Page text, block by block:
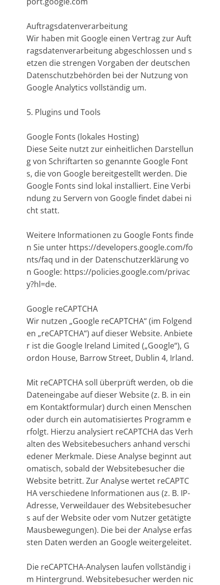
Auftragsdatenverarbeitung
Wir haben mit Google einen Vertrag zur Auft
ragsdatenverarbeitung abgeschlossen und s
etzen die strengen Vorgaben der deutschen
Datenschutzbehörden bei der Nutzung von
Google Analytics vollständig um.
5. Plugins und Tools
Google Fonts (lokales Hosting)
Diese Seite nutzt zur einheitlichen Darstellun
g von Schriftarten so genannte Google Font
s, die von Google bereitgestellt werden. Die
Google Fonts sind lokal installiert. Eine Verbi
ndung zu Servern von Google findet dabei ni
cht statt.
Weitere Informationen zu Google Fonts finde
n Sie unter https://developers.google.com/fo
nts/faq und in der Datenschutzerklärung vo
n Google: https://policies.google.com/privac
y?hl=de.
Google reCAPTCHA
Wir nutzen „Google reCAPTCHA“ (im Folgend
en „reCAPTCHA“) auf dieser Website. Anbiete
r ist die Google Ireland Limited („Google“), G
ordon House, Barrow Street, Dublin 4, Irland.
Mit reCAPTCHA soll überprüft werden, ob die
Dateneingabe auf dieser Website (z. B. in ein
em Kontaktformular) durch einen Menschen
oder durch ein automatisiertes Programm e
rfolgt. Hierzu analysiert reCAPTCHA das Verh
alten des Websitebesuchers anhand verschi
edener Merkmale. Diese Analyse beginnt aut
omatisch, sobald der Websitebesucher die
Website betritt. Zur Analyse wertet reCAPTC
HA verschiedene Informationen aus (z. B. IP-
Adresse, Verweildauer des Websitebesucher
s auf der Website oder vom Nutzer getätigte
Mausbewegungen). Die bei der Analyse erfas
sten Daten werden an Google weitergeleitet.
Die reCAPTCHA-Analysen laufen vollständig i
m Hintergrund. Websitebesucher werden nic